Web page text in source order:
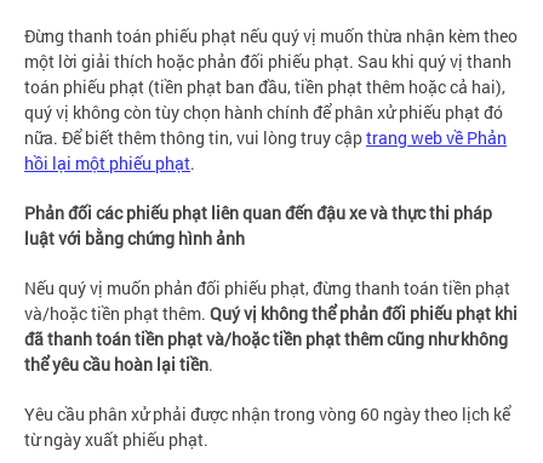
Đừng thanh toán phiếu phạt nếu quý vị muốn thừa nhận kèm theo
một lời giải thích hoặc phản đối phiếu phạt. Sau khi quý vị thanh
toán phiếu phạt (tiền phạt ban đầu, tiền phạt thêm hoặc cả hai),
quý vị không còn tùy chọn hành chính để phân xử phiếu phạt đó
nữa. Để biết thêm thông tin, vui lòng truy cậptrang web về Phản
hồi lại một phiếu phạt.
Phản đối các phiếu phạt liên quan đến đậu xe và thực thi pháp
luật với bằng chứng hình ảnh
Nếu quý vị muốn phản đối phiếu phạt, đừng thanh toán tiền phạt
và/hoặc tiền phạt thêm. Quý vị không thể phản đối phiếu phạt khi
đã thanh toán tiền phạt và/hoặc tiền phạt thêm cũng như không
thể yêu cầu hoàn lại tiền.
Yêu cầu phân xử phải được nhận trong vòng 60 ngày theo lịch kể
từ ngày xuất phiếu phạt.